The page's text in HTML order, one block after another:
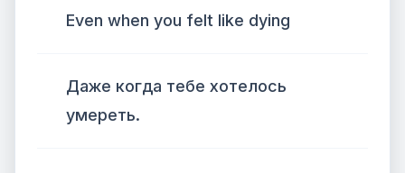
Even when you felt like dying
Даже когда тебе хотелось
умереть.